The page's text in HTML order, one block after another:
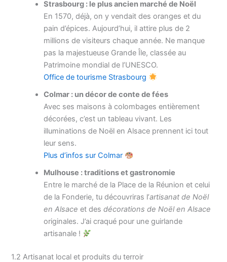
Strasbourg : le plus ancien marché de Noël
En 1570, déjà, on y vendait des oranges et du
pain d’épices. Aujourd’hui, il attire plus de 2
millions de visiteurs chaque année. Ne manque
pas la majestueuse Grande Île, classée au
Patrimoine mondial de l’UNESCO.
Office de tourisme Strasbourg
Colmar : un décor de conte de fées
Avec ses maisons à colombages entièrement
décorées, c’est un tableau vivant. Les
illuminations de Noël en Alsace prennent ici tout
leur sens.
Plus d’infos sur Colmar
Mulhouse : traditions et gastronomie
Entre le marché de la Place de la Réunion et celui
de la Fonderie, tu découvriras l’artisanat de Noël
en Alsace et desdécorations de Noël en Alsace
originales. J’ai craqué pour une guirlande
artisanale !
1.2 Artisanat local et produits du terroir